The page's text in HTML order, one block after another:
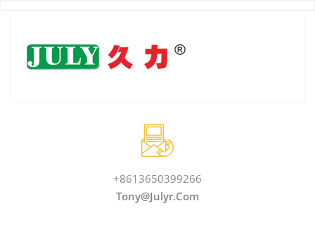
+8613650399266
Tony@julyr.com